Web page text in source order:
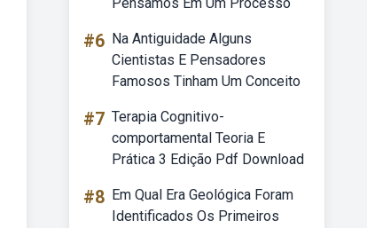
#6 Na Antiguidade Alguns
Cientistas E Pensadores
Famosos Tinham Um Conceito
#7 Terapia Cognitivo-
comportamental Teoria E
Prática 3 Edição Pdf Download
#8 Em Qual Era Geológica Foram
Identificados Os Primeiros